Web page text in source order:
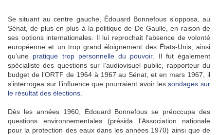
Se situant au centre gauche, Édouard Bonnefous s’opposa, au
Sénat, de plus en plus à la politique de De Gaulle, en raison de
ses options internationales. Il lui reprochait l’absence de volonté
européenne et un trop grand éloignement des États-Unis, ainsi
qu’une pratique trop personnelle du pouvoir. Il fut également
spécialiste des questions sur l’audiovisuel public, rapporteur du
budget de l’ORTF de 1964 à 1967 au Sénat, et en mars 1967, il
s’interrogea sur l’influence que pourraient avoir lessondages sur
le résultat des élections
Dès les années 1960, Édouard Bonnefous se préoccupa des
questions environnementales (présida l’Association nationale
pour la protection des eaux dans les années 1970) ainsi que de